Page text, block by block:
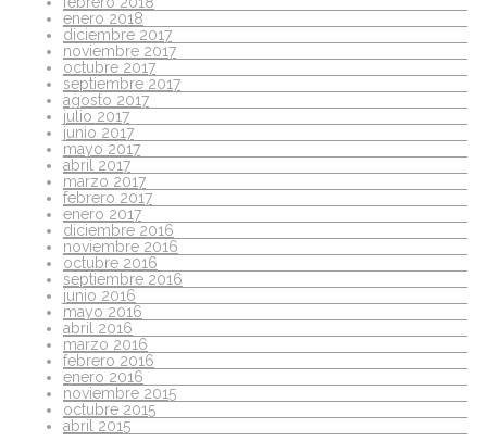
enero 2018
diciembre 2017
noviembre 2017
octubre 2017
septiembre 2017
agosto 2017
julio 2017
junio 2017
mayo 2017
abril 2017
marzo 2017
febrero 2017
enero 2017
diciembre 2016
noviembre 2016
octubre 2016
septiembre 2016
junio 2016
mayo 2016
abril 2016
marzo 2016
febrero 2016
enero 2016
noviembre 2015
octubre 2015
abril 2015